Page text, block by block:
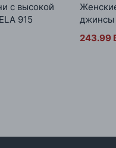
с высокой
915
джинсы
243.99